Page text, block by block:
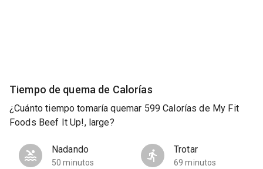
Tiempo de quema de Calorías
¿Cuánto tiempo tomaría quemar 599 Calorías de My Fit
Foods Beef It Up!, large?
Nadando
50 minutos
Trotar
69 minutos